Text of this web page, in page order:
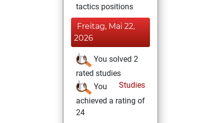
tactics positions
Freitag, Mai 22,
2026
You solved 2
rated studies
Studies
You
achieved a rating of
24